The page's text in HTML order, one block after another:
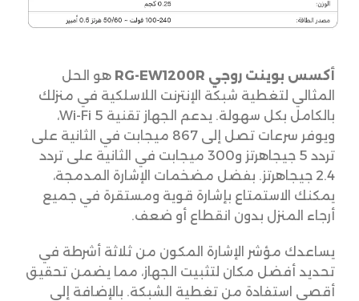
أكسس بوينت روجي RG-EW1200R
هو الحل
المثالي لتغطية شبكة الإنترنت اللاسلكية في منزلك
بالكامل بكل سهولة. يدعم الجهاز تقنية Wi-Fi 5،
ويوفر سرعات تصل إلى 867 ميجابت في الثانية على
تردد 5 جيجاهرتز و300 ميجابت في الثانية على تردد
2.4 جيجاهرتز. بفضل مضخمات الإشارة المدمجة،
يمكنك الاستمتاع بإشارة قوية ومستقرة في جميع
أرجاء المنزل بدون انقطاع أو ضعف.
يساعدك مؤشر الإشارة المكون من ثلاثة أشرطة في
تحديد أفضل مكان لتثبيت الجهاز، مما يضمن تحقيق
أقصى استفادة من تغطية الشبكة. بالإضافة إلى